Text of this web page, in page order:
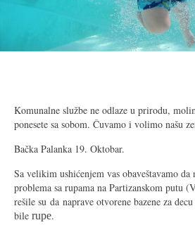
Komunalne službe ne odlaze u prirodu,
ponesete sa sobom. Čuvamo i volimo našu
Bačka Palanka 19. Oktobar.
Sa velikim ushićenjem vas obaveštavamo da
problema sa rupama na Partizanskom putu
rešile su da naprave otvorene bazene za
bile rupe.